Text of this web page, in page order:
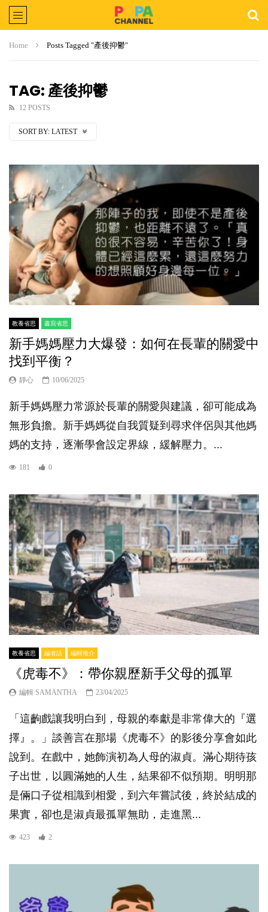
Home Posts Tagged "產後抑鬱"
TAG: 產後抑鬱
12 POSTS
SORT BY: LATEST
教養省思 書寫省思
新手媽媽壓力大爆發：如何在長輩的關愛中
找到平衡？
靜心 10/06/2025
新手媽媽壓力常源於長輩的關愛與建議，卻可能成為
無形負擔。新手媽媽從自我質疑到尋求伴侶與其他媽
媽的支持，逐漸學會設定界線，緩解壓力。...
181 0
教養省思 編者話 編輯推介
《虎毒不》：帶你親歷新手父母的孤單
編輯 SAMANTHA 23/04/2025
「這齣戲讓我明白到，母親的奉獻是非常偉大的『選
擇』。」談善言在那場《虎毒不》的影後分享會如此
說到。在戲中，她飾演初為人母的淑貞。滿心期待孩
子出世，以圓滿她的人生，結果卻不似預期。明明那
是倆口子從相識到相愛，到六年嘗試後，終於結成的
果實，卻也是淑貞最孤單無助，走進黑...
423 2